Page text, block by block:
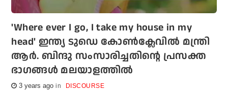
'Where ever I go, I take my house in my
head' ഇന്ത്യ ടുഡെ കോണ്‍ക്ലേവില്‍ മന്ത്രി
ആര്‍. ബിന്ദു സംസാരിച്ചതിന്റെ പ്രസക്ത
ഭാഗങ്ങള്‍ മലയാളത്തില്‍
3 years ago DISCOURSE